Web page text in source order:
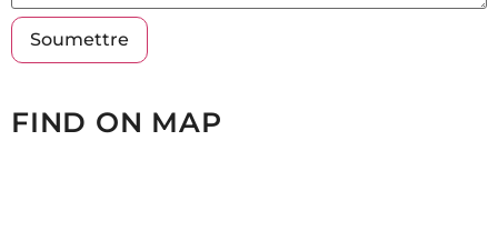
FIND ON MAP